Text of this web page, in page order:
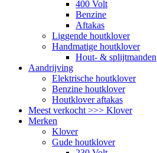
400 Volt
Benzine
Aftakas
Liggende houtklover
Handmatige houtklover
Hout- & splijtmanden
Aandrijving
Elektrische houtklover
Benzine houtklover
Houtklover aftakas
Meest verkocht >>> Klover
Merken
Klover
Gude houtklover